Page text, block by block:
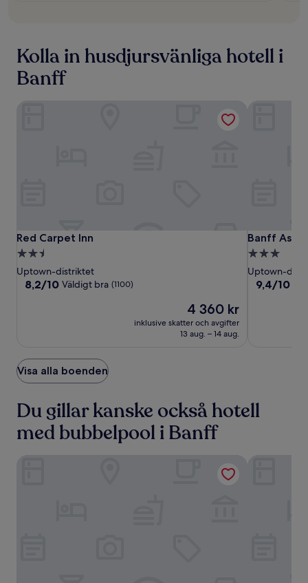
Kolla in husdjursvänliga hotell i
Banff
Red
Carpet
Inn
Red
Carpet
Inn
Red Carpet Inn
Red Carpet Inn
2.5-
stjärnigt
boende
Uptown-distriktet
8.2
8,2/10 Väldigt bra (1100)
Priset
4 360 kr
4 360 kr
inklusive skatter och avgifter
13 aug. – 14 aug.
Red Carpet Inn
Banff
Aspen
Lodge
Banff
Banff
3.0-
stjärnigt
boende
Uptown-
9.4
9,4/10
Banff
Visa alla boenden
Du gillar kanske också hotell
med bubbelpool i Banff
Banff Inn Banff Park